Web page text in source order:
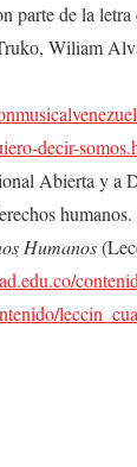
parte de la letra
Wiliam
decir-
Abierta y a
Humanos